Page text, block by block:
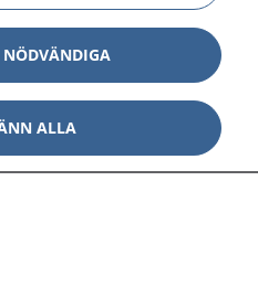
Visa
ALLA